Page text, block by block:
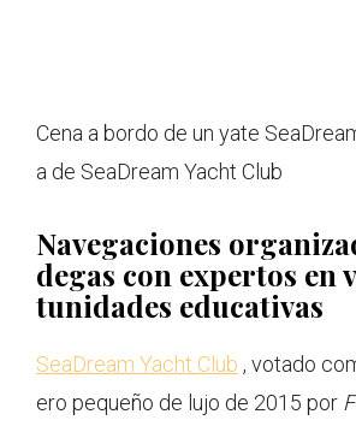
Cena a bordo de un yate
a de SeaDream Yacht Club
Navegaciones
degas con expertos en
tunidades educativas
SeaDream Yacht Club , votado
ero pequeño de lujo de 2015 por